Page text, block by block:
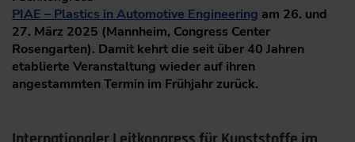
PIAE – Plastics in Automotive Engineering am 26. und
27. März 2025 (Mannheim, Congress Center
Rosengarten). Damit kehrt die seit über 40 Jahren
etablierte Veranstaltung wieder auf ihren
angestammten Termin im Frühjahr zurück.